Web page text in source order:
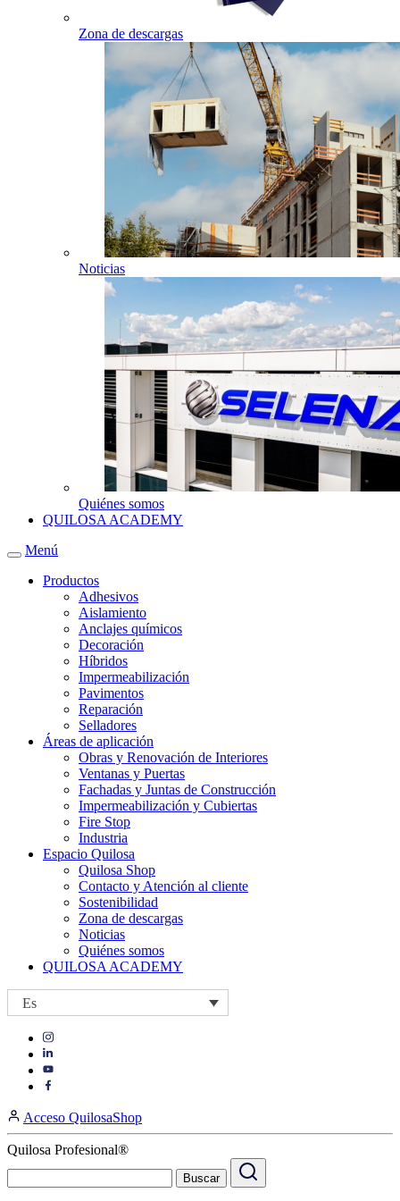
Zona de descargas
Noticias
Quiénes somos
QUILOSA ACADEMY
Menú
Productos
Adhesivos
Aislamiento
Anclajes químicos
Decoración
Híbridos
Impermeabilización
Pavimentos
Reparación
Selladores
Áreas de aplicación
Obras y Renovación de Interiores
Ventanas y Puertas
Fachadas y Juntas de Construcción
Impermeabilización y Cubiertas
Fire Stop
Industria
Espacio Quilosa
Quilosa Shop
Contacto y Atención al cliente
Sostenibilidad
Zona de descargas
Noticias
Quiénes somos
QUILOSA ACADEMY
Es
Visit
https://www.instagram.com/quilosa_selena/
Visit
our
Visit
page
https://www.facebook.com/QuilosaSelenaIberia/
page
Acceso QuilosaShop
Quilosa Profesional®